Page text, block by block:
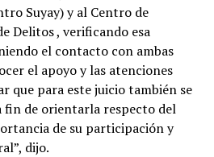
Suyay) y al Centro de
Delitos , verificando esa
el contacto con ambas
el apoyo y las atenciones
que para este juicio también se
de orientarla respecto del
de su participación y
dijo.